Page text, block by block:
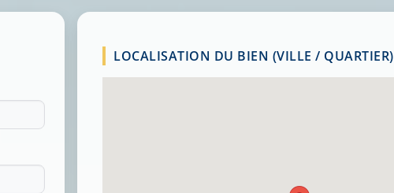
LOCALISATION DU BIEN (VILLE / QUARTIER)